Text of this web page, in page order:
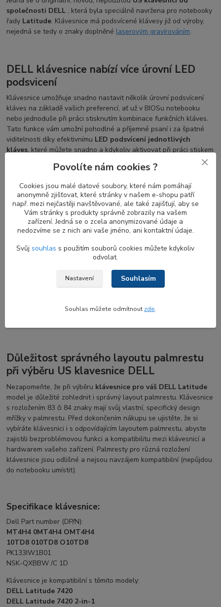
společnosti DELL , která byla speciálně navržena pro notebooky
řady Latitude. Klávesnice má podsvícené klávesy již od výroby,
nejedná se tedy o znaky doplněné laserovým gravírováním.
DELL klávesnice nabízí více úrovní LED
podsvicení
Klávesnice umožňuje snadno nastavit několik úrovní podsvícení
kláves na základě vašich preferencí, ať už v BIOSu notebooku
nebo jednoduše při práci stisknutím kombinace funkčních kláves.
Tato funkce vám umožní pohodlné a příjemné psaní i za špatné
viditelnosti díky efektivnímu LED podsvícení jednotlivých
kláves, které můžete snadno a kdykoliv aktivovat při práci stiskem
Záměna nepodsvícené DELL klavesnice za
variantu s LED podsvícením
Při výměněnepodsvícené klávesnice za klávesnici s podsvitem
je třeba si uvědomit, že technologie obou klávesnic nejsou
identické, což může s sebou přinést nutnost výměny řady dalších
plastových dílů, včetně palmrestu či mřížky (shroudu) klávesnice.
Pokud si nejste jisti ohledně možnosti snadné výměny u svého
modelu, prosím kontaktujte naši zákaznickou podporu s
konkrétním sériovým označením notebooku (tzv. service tag) pro
straně notebooku, nebo při zapnutí notebooku po stisknutí
Důležitost správného layoutu palmrestu
při výběru US klavesnice DELL
Nezapomeňte, že při výběru klávesnice pro váš DELL Latitude
model je důležité zohlednit i správný layout palmrestu. Klávesnice
s rozložením 83 či 84 znaky mají svůj vlastní, specifický design
mřížky v palmrestu. Před dokončením nákupu se ujistěte, že si
vybíráte klávesnici i s odpovídajícím layoutem palmrestu, abyste
zajistili bezproblémovou funkci a kompatibilitu mezi klávesnicí a
hardwarem vašeho zařízení. Palmresty pro různá rozložení
klávesnice jsou odlišné a nejsou navzájem kompatibilní (nepůjdou
do notebooku umístit).
Specifikace klávesnice:
Dell Part number (DP/N):
MT4H4 0MT4H4 OMT4H4
10TD8 010TD8 O10TD8
PK133IW1B01
NSK-QXBBW /C 1D
Klávesnice je kompatibilní s těmito modely:
DELL Latitude 7420
DELL Latitude 7420 2-in-1
Povolíte nám cookies ?
Cookies jsou malé datové soubory, které nám pomáhají
anonymně zjišťovat, které stránky v našem e-shopu patří
např. mezi nejčastěji navštěvované, ale také zajišťují, aby se
Vám stránky s produkty správně zobrazily na vašem
zařízení. Jedná se o zcela anonymizované údaje a
nedozvíme se z nich ani vaše jméno, ani kontaktní údaje.
Svůj souhlas s použitím souborů cookies můžete kdykoliv
odvolat.
Nastavení Souhlasím
Souhlas můžete odmítnout zde.